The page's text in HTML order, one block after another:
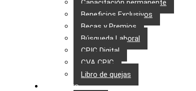
Capacitación permanente
Beneficios Exclusivos
Becas y Premios
Búsqueda Laboral​
CPIC Digital
CVA CPIC
Libro de quejas
TRÁMITES